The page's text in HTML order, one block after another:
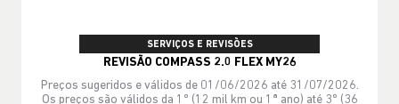
SERVIÇOS E REVISÕES
REVISÃO COMPASS 2.0 FLEX MY26
Preços sugeridos e válidos de 01/06/2026 até 31/07/2026.
Os preços são válidos da 1º (12 mil km ou 1ª ano) até 3º (36